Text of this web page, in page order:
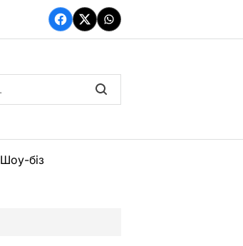
Facebook
TwitterWhatsApp
Шоу-біз